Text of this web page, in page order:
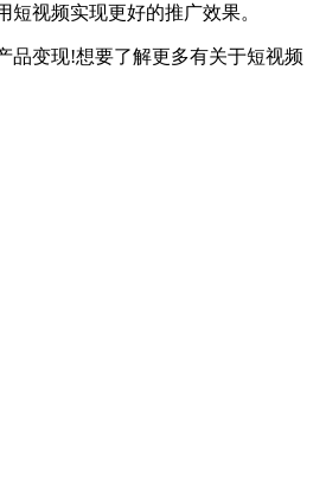
视频实现更好的推广效果。
变现!想要了解更多有关于短视频